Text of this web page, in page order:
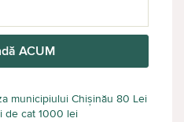
ACUM
municipiului Chișinău 80 Lei
de cat 1000 lei